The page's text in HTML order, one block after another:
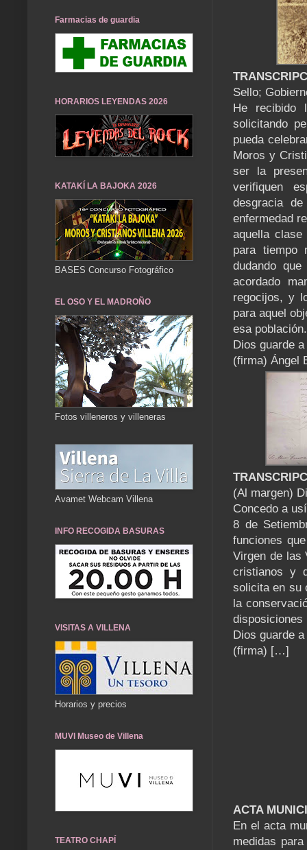
Sello;
He recibido
solicitando
pueda
Moros y
ser la
verifiquen
desgracia
enfermedad
aquella
para tiempo
dudando
acordado
regocijos, y
para aquel
esa población.
Dios guarde
(firma) Ángel
(Al margen)
Concedo a
8 de
funciones
Virgen de las
cristianos y
solicita en su
la
disposiciones
Dios guarde
(firma) […]
ACTA
En el acta
medidas
Farmacias de guardia
HORARIOS LEYENDAS 2026
KATAKÍ LA BAJOKA 2026
BASES Concurso Fotográfico
EL OSO Y EL MADROÑO
Fotos villeneros y villeneras
Avamet Webcam Villena
INFO RECOGIDA BASURAS
VISITAS A VILLENA
Horarios y precios
MUVI Museo de Villena
TEATRO CHAPÍ